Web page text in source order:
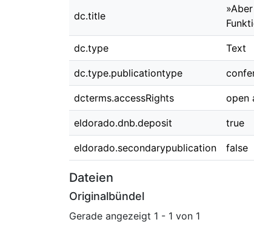
dc.title
dc.type Text
dc.type.publicationtype
dcterms.accessRights open
eldorado.dnb.deposit true
eldorado.secondarypublication false
Dateien
Originalbündel
Gerade angezeigt 1 - 1 von 1